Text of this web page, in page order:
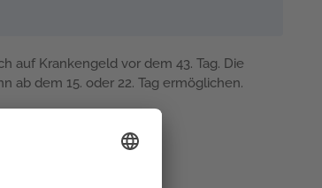
auf Krankengeld vor dem 43. Tag. Die
ab dem 15. oder 22. Tag ermöglichen.